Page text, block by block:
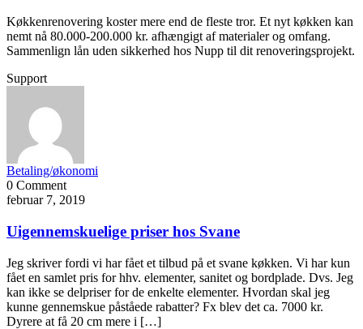
Køkkenrenovering koster mere end de fleste tror. Et nyt køkken kan
nemt nå 80.000-200.000 kr. afhængigt af materialer og omfang.
Sammenlign lån uden sikkerhed hos Nupp til dit renoveringsprojekt.
Support
Betaling/økonomi
0 Comment
februar 7, 2019
Uigennemskuelige priser hos Svane
Jeg skriver fordi vi har fået et tilbud på et svane køkken. Vi har kun
fået en samlet pris for hhv. elementer, sanitet og bordplade. Dvs. Jeg
kan ikke se delpriser for de enkelte elementer. Hvordan skal jeg
kunne gennemskue påståede rabatter? Fx blev det ca. 7000 kr.
Dyrere at få 20 cm mere i […]